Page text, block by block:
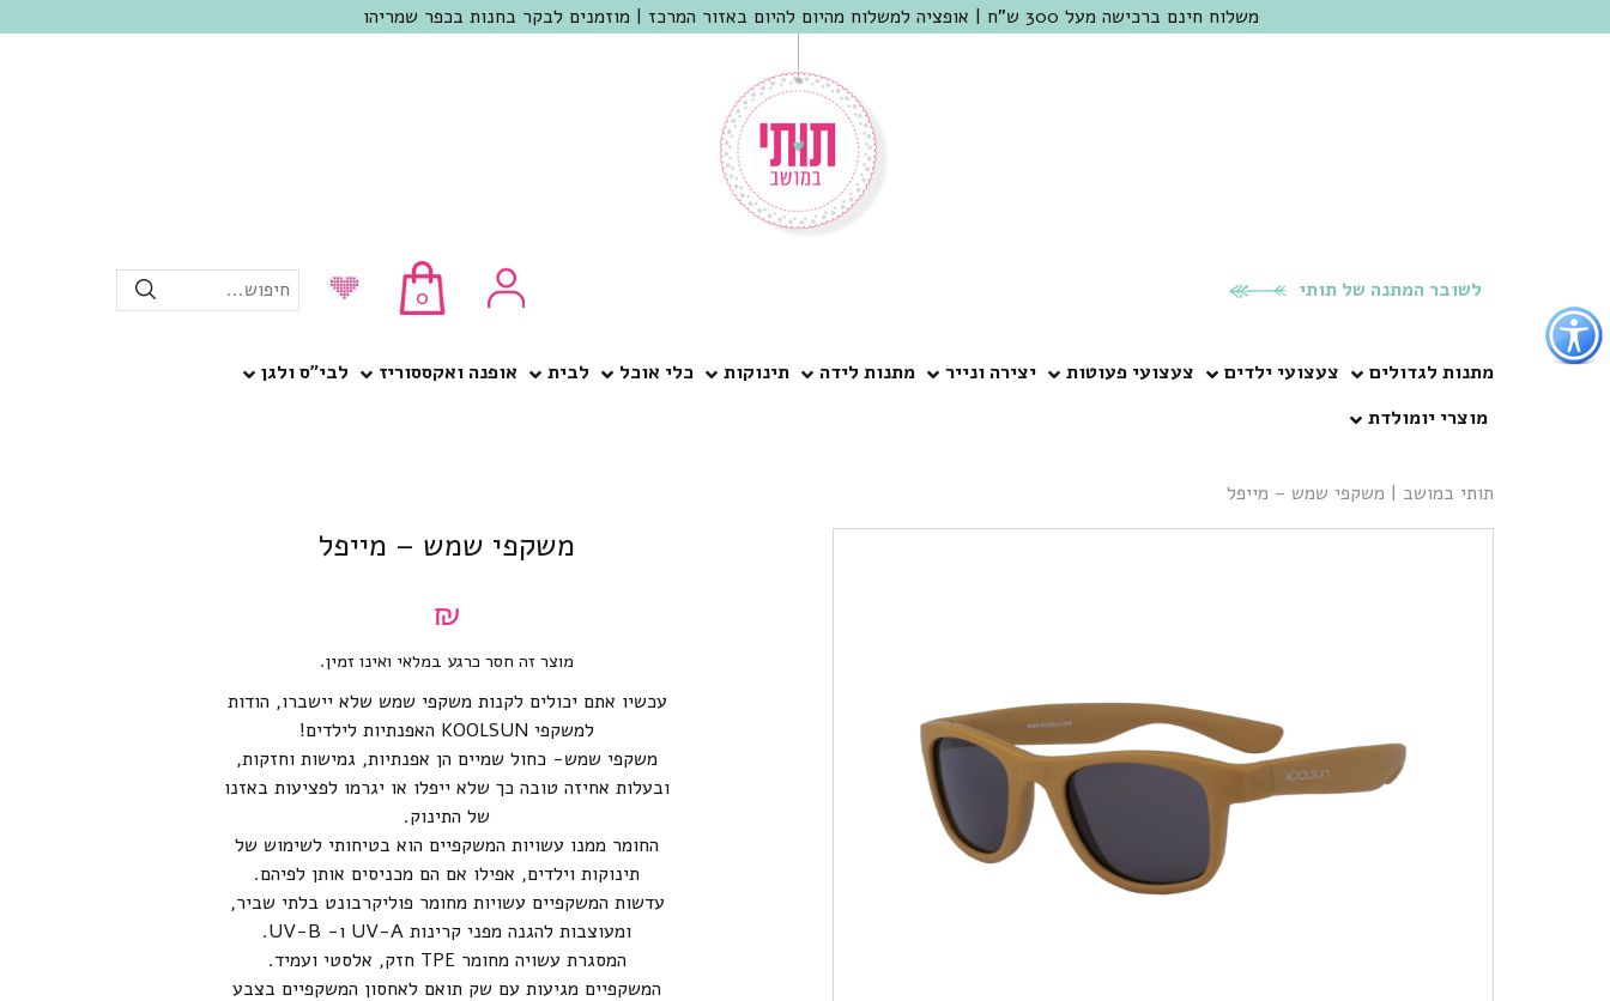
כפתור
לפתיחת
תפריט
נגישות
משלוח חינם ברכישה מעל 300 ש"ח | אופציה למשלוח מהיום להיום באזור המרכז | מוזמנים לבקר בחנות בכפר שמריהו
לשובר המתנה של תותי 0 חיפוש...
מתנות לגדולים צעצועי ילדים צעצועי פעוטות יצירה ונייר מתנות לידה תינוקות כלי אוכל לבית אופנה ואקססוריז
לבי”ס ולגן
מוצרי יומולדת
תותי במושב | משקפי שמש – מייפל
משקפי שמש – מייפל
₪
מוצר זה חסר כרגע במלאי ואינו זמין.
עכשיו אתם יכולים לקנות משקפי שמש שלא יישברו, הודות
למשקפי KOOLSUN האפנתיות לילדים!
משקפי שמש- כחול שמיים הן אפנתיות, גמישות וחזקות,
ובעלות אחיזה טובה כך שלא ייפלו או יגרמו לפציעות באזנו
של התינוק.
החומר ממנו עשויות המשקפיים הוא בטיחותי לשימוש של
תינוקות וילדים, אפילו אם הם מכניסים אותן לפיהם.
עדשות המשקפיים עשויות מחומר פוליקרבונט בלתי שביר,
ומעוצבות להגנה מפני קרינות UV-A ו- UV-B.
המסגרת עשויה מחומר TPE חזק, אלסטי ועמיד.
המשקפיים מגיעות עם שק תואם לאחסון המשקפיים בצבע